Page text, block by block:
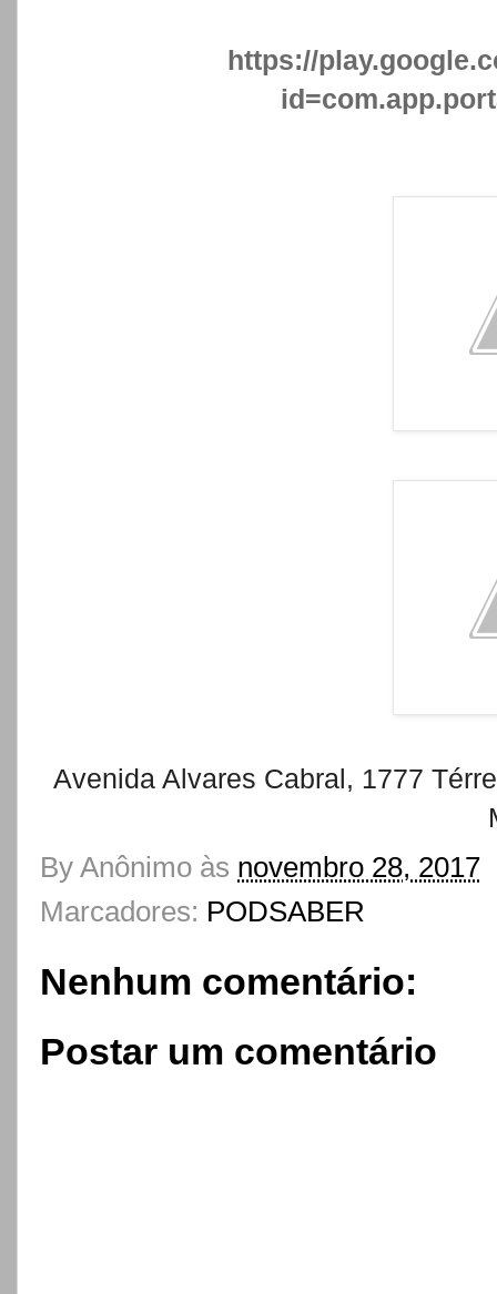
https://
Avenida Alvares Cabral, 1777
By Anônimo às novembro 28, 2017
Marcadores: PODSABER
Nenhum comentário:
Postar um comentário